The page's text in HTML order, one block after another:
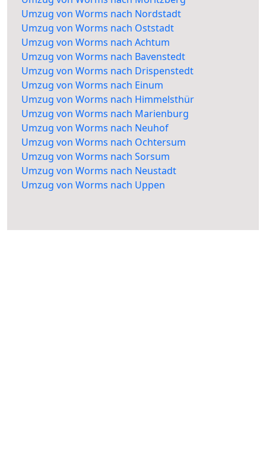
Umzug von Worms nach Nordstadt
Umzug von Worms nach Oststadt
Umzug von Worms nach Achtum
Umzug von Worms nach Bavenstedt
Umzug von Worms nach Drispenstedt
Umzug von Worms nach Einum
Umzug von Worms nach Himmelsthür
Umzug von Worms nach Marienburg
Umzug von Worms nach Neuhof
Umzug von Worms nach Ochtersum
Umzug von Worms nach Sorsum
Umzug von Worms nach Neustadt
Umzug von Worms nach Uppen